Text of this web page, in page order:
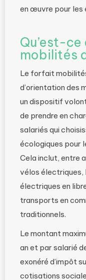
en œuvre pour les
Qu’est-
mobilités
Le forfait
d’orientation des
un dispositif
de prendre en
salariés qui
écologiques pour
Cela inclut, entre
vélos
électriques en
transports en
traditionnels.
Le montant
an et par salarié
exonéré d’impôt
cotisations